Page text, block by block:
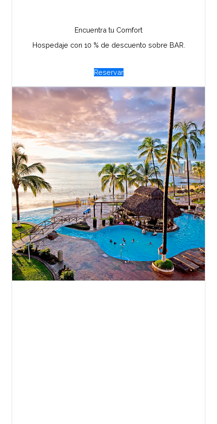
Encuentra tu Comfort
Hospedaje con 10 % de descuento sobre BAR.
Reservar